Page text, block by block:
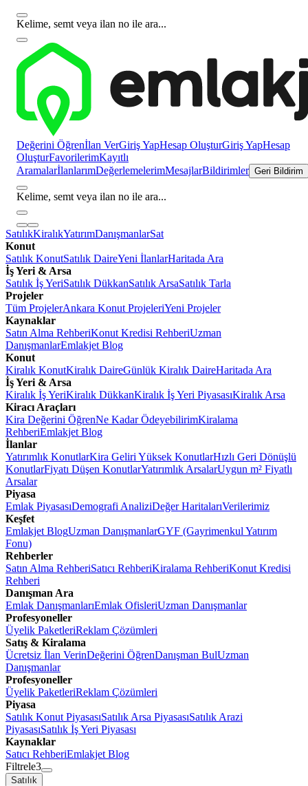
Kelime, semt veya ilan no ile ara...
Değerini Öğrenİlan VerGiriş YapHesap OluşturGiriş YapHesap
OluşturFavorilerimKayıtlı
AramalarİlanlarımDeğerlemelerimMesajlarBildirimler Geri Bildirim
Kelime, semt veya ilan no ile ara...
SatılıkKiralıkYatırımDanışmanlarSat
Konut
Satılık KonutSatılık DaireYeni İlanlarHaritada Ara
İş Yeri & Arsa
Satılık İş YeriSatılık DükkanSatılık ArsaSatılık Tarla
Projeler
Tüm ProjelerAnkara Konut ProjeleriYeni Projeler
Kaynaklar
Satın Alma RehberiKonut Kredisi RehberiUzman
DanışmanlarEmlakjet Blog
Konut
Kiralık KonutKiralık DaireGünlük Kiralık DaireHaritada Ara
İş Yeri & Arsa
Kiralık İş YeriKiralık DükkanKiralık İş Yeri PiyasasıKiralık Arsa
Kiracı Araçları
Kira Değerini ÖğrenNe Kadar ÖdeyebilirimKiralama
RehberiEmlakjet Blog
İlanlar
Yatırımlık KonutlarKira Geliri Yüksek KonutlarHızlı Geri Dönüşlü
KonutlarFiyatı Düşen KonutlarYatırımlık ArsalarUygun m² Fiyatlı
Arsalar
Piyasa
Emlak PiyasasıDemografi AnaliziDeğer HaritalarıVerilerimiz
Keşfet
Emlakjet BlogUzman DanışmanlarGYF (Gayrimenkul Yatırım
Fonu)
Rehberler
Satın Alma RehberiSatıcı RehberiKiralama RehberiKonut Kredisi
Rehberi
Danışman Ara
Emlak DanışmanlarıEmlak OfisleriUzman Danışmanlar
Profesyoneller
Üyelik PaketleriReklam Çözümleri
Satış & Kiralama
Ücretsiz İlan VerinDeğerini ÖğrenDanışman BulUzman
Danışmanlar
Profesyoneller
Üyelik PaketleriReklam Çözümleri
Piyasa
Satılık Konut PiyasasıSatılık Arsa PiyasasıSatılık Arazi
PiyasasıSatılık İş Yeri Piyasası
Kaynaklar
Satıcı RehberiEmlakjet Blog
Filtrele3
Satılık